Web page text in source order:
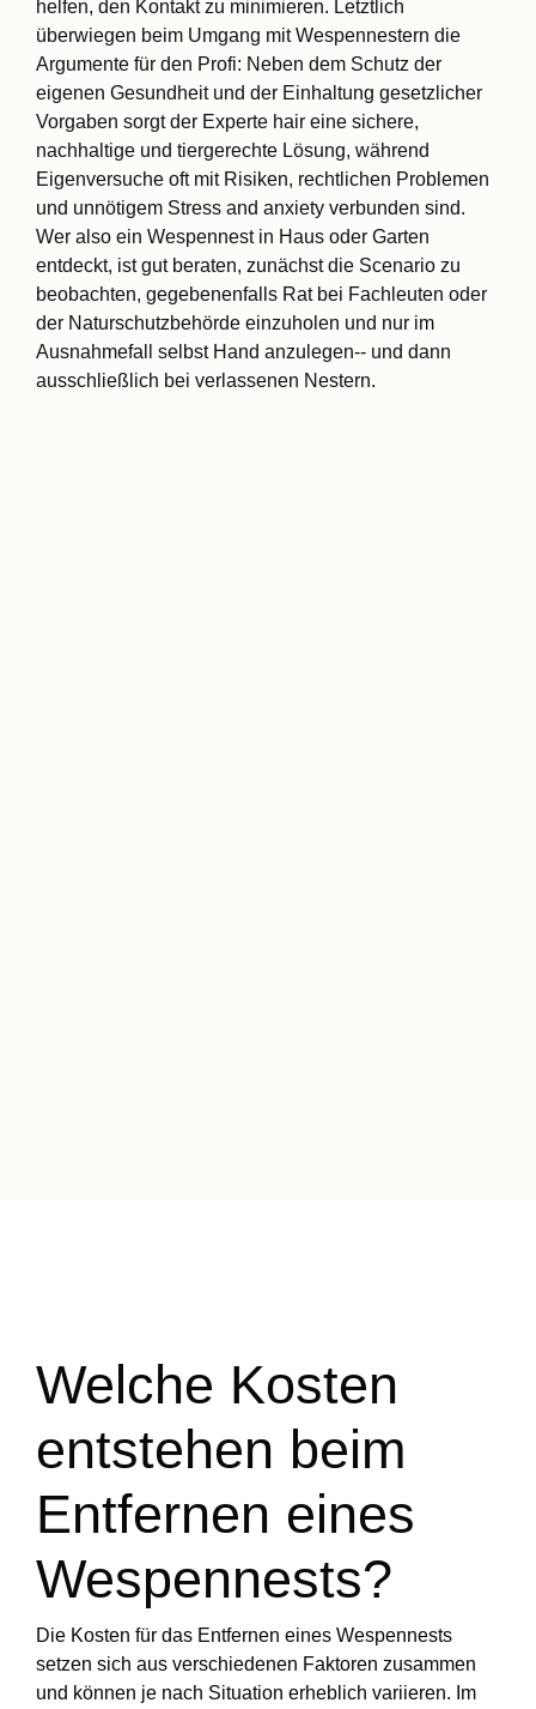
helfen, den Kontakt zu minimieren. Letztlich
überwiegen beim Umgang mit Wespennestern die
Argumente für den Profi: Neben dem Schutz der
eigenen Gesundheit und der Einhaltung gesetzlicher
Vorgaben sorgt der Experte hair eine sichere,
nachhaltige und tiergerechte Lösung, während
Eigenversuche oft mit Risiken, rechtlichen Problemen
und unnötigem Stress and anxiety verbunden sind.
Wer also ein Wespennest in Haus oder Garten
entdeckt, ist gut beraten, zunächst die Scenario zu
beobachten, gegebenenfalls Rat bei Fachleuten oder
der Naturschutzbehörde einzuholen und nur im
Ausnahmefall selbst Hand anzulegen-- und dann
ausschließlich bei verlassenen Nestern.
Welche Kosten
entstehen beim
Entfernen eines
Wespennests?
Die Kosten für das Entfernen eines Wespennests
setzen sich aus verschiedenen Faktoren zusammen
und können je nach Situation erheblich variieren. Im